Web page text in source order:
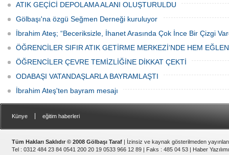
ATIK GEÇİCİ DEPOLAMA ALANI OLUŞTURULDU
Gölbaşı'na özgü Seğmen Derneği kuruluyor
İbrahim Ateş; “Beceriksizle, İhanet Arasında Çok İnce Bir Çizgi
ÖĞRENCİLER SIFIR ATIK GETİRME MERKEZİ’NDE HEM
ÖĞRENCİLER ÇEVRE TEMİZLİĞİNE DİKKAT ÇEKTİ
ODABAŞI VATANDAŞLARLA BAYRAMLAŞTI
İbrahim Ateş'ten bayram mesajı
Künye eğitim haberleri
Tüm Hakları Saklıdır © 2008 Gölbaşı Taraf | İzinsiz ve kaynak gösterilmeden
Tel : 0312 484 23 84 0541 200 20 19 0533 966 12 89 | Faks : 485 04 53 | Haber Yazılımı